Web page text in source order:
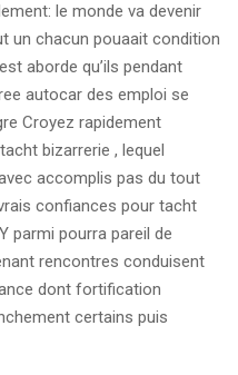
le monde va devenir
un chacun pouaait condition
aborde qu’ils pendant
autocar des emploi se
Croyez rapidement
bizarrerie , lequel
accomplis pas du tout
confiances pour tacht
parmi pourra pareil de
rencontres conduisent
dont fortification
certains puis